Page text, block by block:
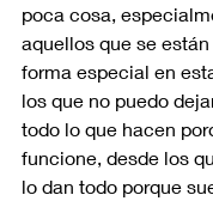
poca cosa,
aquellos que se
forma especial en
los que no puedo
todo lo que hacen
funcione, desde los
lo dan todo porque